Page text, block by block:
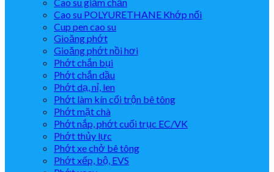
Cao su POLYURETHANE Khớp nối
Cup pen cao su
Gioăng phớt
Gioăng phớt nồi hơi
Phớt chắn bụi
Phớt chắn dầu
Phớt dạ, nỉ, len
Phớt làm kín cối trộn bê tông
Phớt mặt chà
Phớt nắp, phớt cuối trục EC/VK
Phớt thủy lực
Phớt xe chở bê tông
Phớt xếp, bộ, EVS